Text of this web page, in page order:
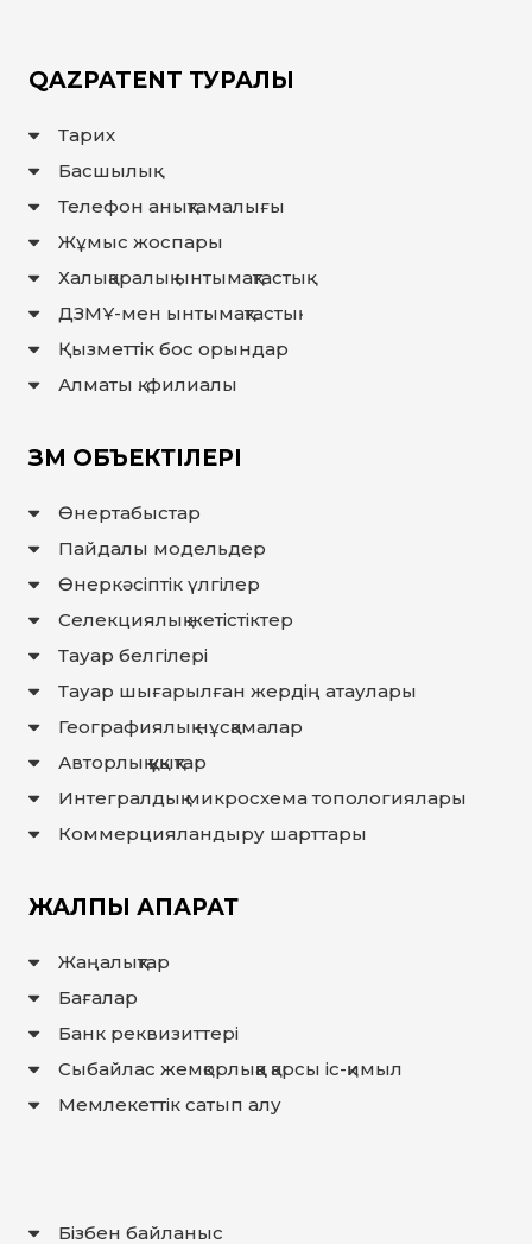
ИНТЕРАКТИВТІ
КАРТАСЫ
FAQ/
ЖАУАП
ПОИСК
QAZPATENT ТУРАЛЫ
Тарих
Басшылық
Телефон анықтамалығы
Жұмыс жоспары
Халықаралық ынтымақтастық
ДЗМҰ-мен ынтымақтастық
Қызметтік бос орындар
Алматы қ. филиалы
ЗМ ОБЪЕКТІЛЕРІ
Өнертабыстар
Пайдалы модельдер
Өнеркәсіптік үлгілер
Селекциялық жетістіктер
Тауар белгілері
Тауар шығарылған жердiң атаулары
Географиялық нұсқамалар
Авторлық құқықтар
Интегралдық микросхема топологиялары
Коммерцияландыру шарттары
ЖАЛПЫ АҚПАРАТ
Жаңалықтар
Бағалар
Банк реквизиттері
Сыбайлас жемқорлыққа қарсы іс-қимыл
Мемлекеттiк сатып алу
Бізбен байланыс